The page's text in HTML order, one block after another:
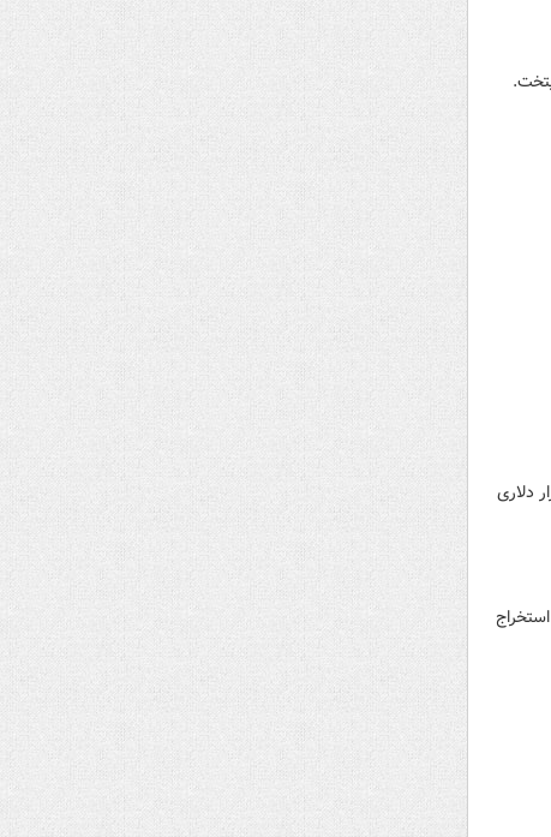
هزار و ۳۵۲ دلار، موج جدیدی از افزایش را آغاز و از سطوح مقاومت ۱۰۸ هزار دلاری
ماینر اقدام به استخراج